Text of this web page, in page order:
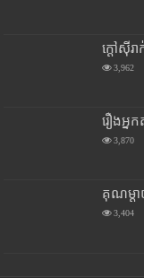
ក្តៅស៊ីរ
3,962
រឿងអ្នក
3,870
គុណម្តា
3,404